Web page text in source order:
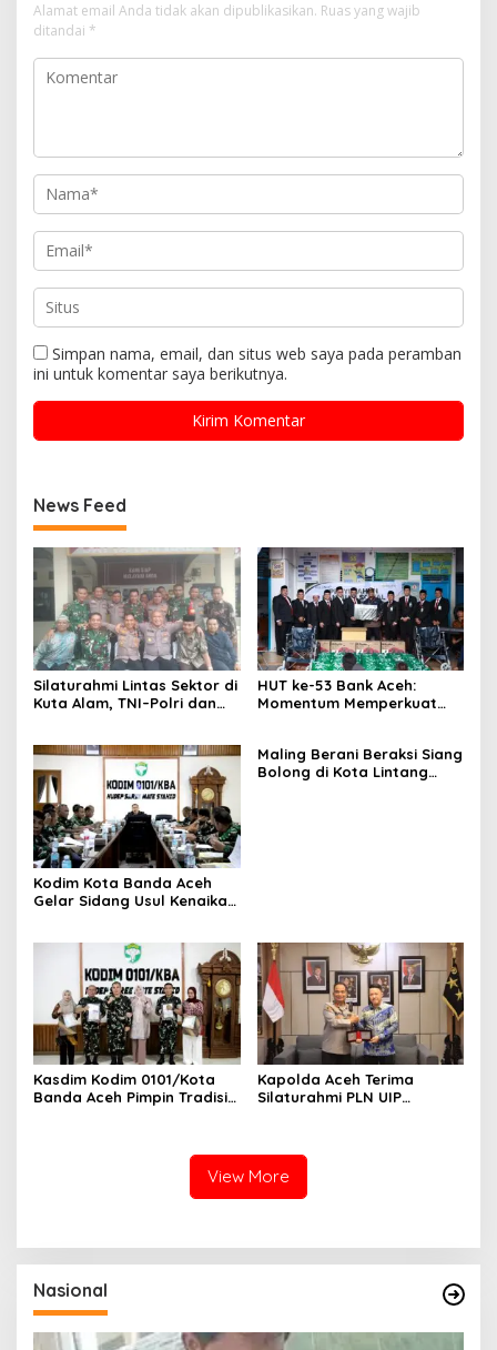
Alamat email Anda tidak akan dipublikasikan. Ruas yang wajib
ditandai *
Simpan nama, email, dan situs web saya pada peramban
ini untuk komentar saya berikutnya.
News Feed
Silaturahmi Lintas Sektor di
Kuta Alam, TNI–Polri dan
HUT ke-53 Bank Aceh:
Momentum Memperkuat
Kodim Kota Banda Aceh
Gelar Sidang Usul Kenaikan
Maling Berani Beraksi Siang
Bolong di Kota Lintang
Kasdim Kodim 0101/Kota
Banda Aceh Pimpin Tradisi
Kapolda Aceh Terima
Silaturahmi PLN UIP
Infrastruktur
Ketenagalistrikan
View More
Nasional